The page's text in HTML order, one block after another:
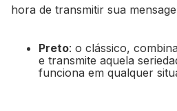
hora de transmitir sua
Preto: o clássico,
e transmite aquela
funciona em qualquer